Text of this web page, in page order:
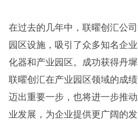
在过去的几年中，联曜创汇公
园区设施，吸引了众多知名企
化器和产业园区。成功获得丹
联曜创汇在产业园区领域的成
迈出重要一步，也将进一步推
业发展，为企业提供更广阔的发